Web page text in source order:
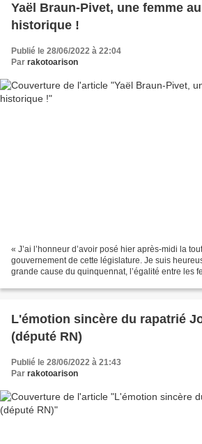
Yaël Braun-Pivet, une femme
historique !
Publié le 28/06/2022 à 22:04
Par rakotoarison
« J’ai l’honneur d’avoir posé hier après-midi la
gouvernement de cette législature. Je suis
grande cause du quinquennat, l’égalité entre les
L'émotion sincère du rapatrié
(député RN)
Publié le 28/06/2022 à 21:43
Par rakotoarison